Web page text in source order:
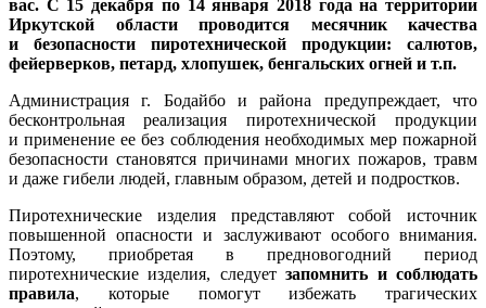
вас. С 15 декабря по 14 января 2018 года на территории
Иркутской области проводится месячник качества
и безопасности пиротехнической продукции: салютов,
фейерверков, петард, хлопушек, бенгальских огней и т.п.
Администрация г. Бодайбо и района предупреждает, что
бесконтрольная реализация пиротехнической продукции
и применение ее без соблюдения необходимых мер пожарной
безопасности становятся причинами многих пожаров, травм
и даже гибели людей, главным образом, детей и подростков.
Пиротехнические изделия представляют собой источник
повышенной опасности и заслуживают особого внимания.
Поэтому, приобретая в предновогодний период
пиротехнические изделия, следуетзапомнить и соблюдать
правила, которые помогут избежать трагических